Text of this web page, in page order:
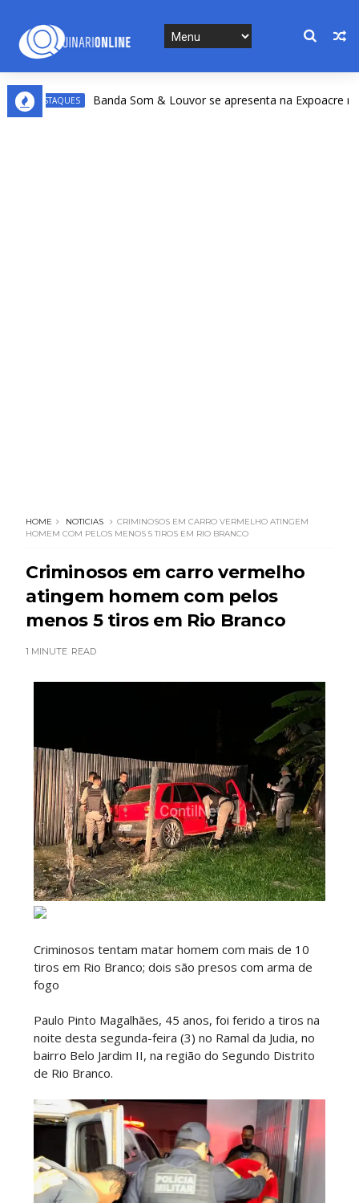
Banda Som & Louvor se apresenta na Expoacre nesta
HOME NOTICIAS
CRIMINOSOS EM CARRO VERMELHO ATINGEM
HOMEM COM PELOS MENOS 5 TIROS EM RIO BRANCO
Criminosos em carro vermelho
atingem homem com pelos
menos 5 tiros em Rio Branco
1 MINUTE READ
Criminosos tentam matar homem com mais de 10
tiros em Rio Branco; dois são presos com arma de
fogo
Paulo Pinto Magalhães, 45 anos, foi ferido a tiros na
noite desta segunda-feira (3) no Ramal da Judia, no
bairro Belo Jardim II, na região do Segundo Distrito
de Rio Branco.